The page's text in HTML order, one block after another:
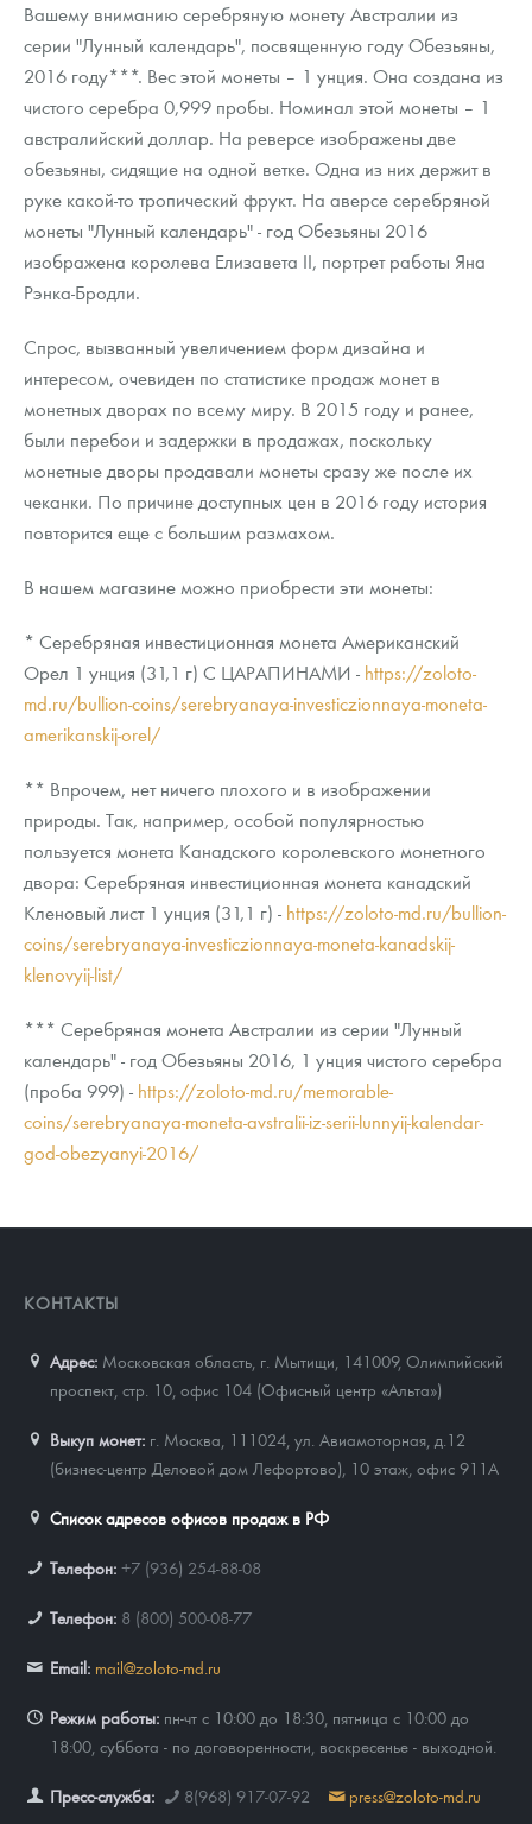
Вашему вниманию серебряную монету Австралии из
серии "Лунный календарь", посвященную году Обезьяны,
2016 году***. Вес этой монеты – 1 унция. Она создана из
чистого серебра 0,999 пробы. Номинал этой монеты – 1
австралийский доллар. На реверсе изображены две
обезьяны, сидящие на одной ветке. Одна из них держит в
руке какой-то тропический фрукт. На аверсе серебряной
монеты "Лунный календарь" - год Обезьяны 2016
изображена королева Елизавета II, портрет работы Яна
Рэнка-Бродли.
Спрос, вызванный увеличением форм дизайна и
интересом, очевиден по статистике продаж монет в
монетных дворах по всему миру. В 2015 году и ранее,
были перебои и задержки в продажах, поскольку
монетные дворы продавали монеты сразу же после их
чеканки. По причине доступных цен в 2016 году история
повторится еще с большим размахом.
В нашем магазине можно приобрести эти монеты:
* Серебряная инвестиционная монета Американский
Орел 1 унция (31,1 г) С ЦАРАПИНАМИ - https://zoloto-
md.ru/bullion-coins/serebryanaya-investiczionnaya-moneta-
amerikanskij-orel/
** Впрочем, нет ничего плохого и в изображении
природы. Так, например, особой популярностью
пользуется монета Канадского королевского монетного
двора: Серебряная инвестиционная монета канадский
Кленовый лист 1 унция (31,1 г) - https://zoloto-md.ru/bullion-
coins/serebryanaya-investiczionnaya-moneta-kanadskij-
klenovyij-list/
*** Серебряная монета Австралии из серии "Лунный
календарь" - год Обезьяны 2016, 1 унция чистого серебра
(проба 999) - https://zoloto-md.ru/memorable-
coins/serebryanaya-moneta-avstralii-iz-serii-lunnyij-kalendar-
god-obezyanyi-2016/
КОНТАКТЫ
Адрес: Московская область, г. Мытищи, 141009, Олимпийский
проспект, стр. 10, офис 104 (Офисный центр «Альта»)
Выкуп монет: г. Москва, 111024, ул. Авиамоторная, д.12
(бизнес-центр Деловой дом Лефортово), 10 этаж, офис 911А
Список адресов офисов продаж в РФ
Телефон: +7 (936) 254-88-08
Телефон: 8 (800) 500-08-77
Email: mail@zoloto-md.ru
Режим работы: пн-чт с 10:00 до 18:30, пятница с 10:00 до
18:00, суббота - по договоренности, воскресенье - выходной.
Пресс-служба: 8(968) 917-07-92 press@zoloto-md.ru